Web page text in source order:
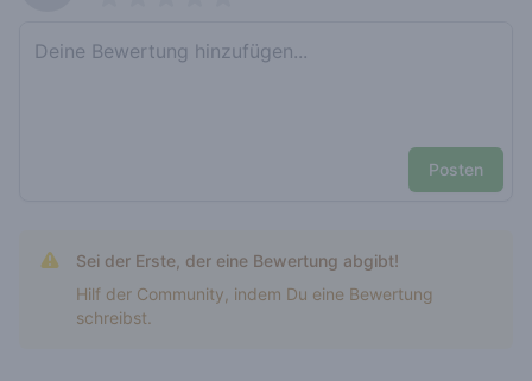
Posten
Sei der Erste, der eine Bewertung abgibt!
Hilf der Community, indem Du eine Bewertung
schreibst.